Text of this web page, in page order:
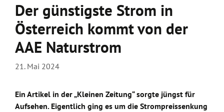
Der günstigste Strom in
Österreich kommt von der
AAE Naturstrom
21. Mai 2024
Ein Artikel in der „Kleinen Zeitung“ sorgte jüngst für
Aufsehen. Eigentlich ging es um die Strompreissenkung